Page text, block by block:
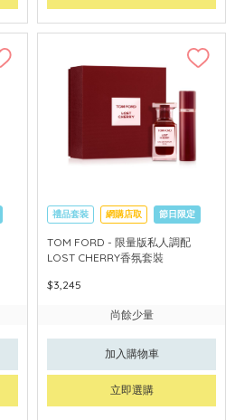
禮品套裝 網購店取 節日限定
TOM FORD - 限量版私人調配
LOST CHERRY香氛套裝
$3,245
尚餘少量
加入購物車
立即選購